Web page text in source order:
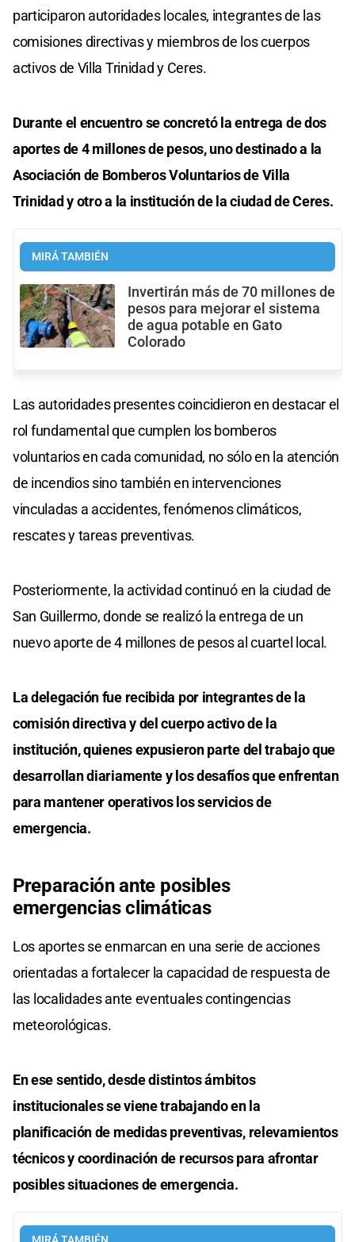
participaron autoridades locales, integrantes de las
comisiones directivas y miembros de los cuerpos
activos de Villa Trinidad y Ceres.
Durante el encuentro se concretó la entrega de dos
aportes de 4 millones de pesos, uno destinado a la
Asociación de Bomberos Voluntarios de Villa
Trinidad y otro a la institución de la ciudad de Ceres.
MIRÁ TAMBIÉN
Invertirán más de 70 millones de
pesos para mejorar el sistema
de agua potable en Gato
Colorado
Las autoridades presentes coincidieron en destacar el
rol fundamental que cumplen los bomberos
voluntarios en cada comunidad, no sólo en la atención
de incendios sino también en intervenciones
vinculadas a accidentes, fenómenos climáticos,
rescates y tareas preventivas.
Posteriormente, la actividad continuó en la ciudad de
San Guillermo, donde se realizó la entrega de un
nuevo aporte de 4 millones de pesos al cuartel local.
La delegación fue recibida por integrantes de la
comisión directiva y del cuerpo activo de la
institución, quienes expusieron parte del trabajo que
desarrollan diariamente y los desafíos que enfrentan
para mantener operativos los servicios de
emergencia.
Preparación ante posibles
emergencias climáticas
Los aportes se enmarcan en una serie de acciones
orientadas a fortalecer la capacidad de respuesta de
las localidades ante eventuales contingencias
meteorológicas.
En ese sentido, desde distintos ámbitos
institucionales se viene trabajando en la
planificación de medidas preventivas, relevamientos
técnicos y coordinación de recursos para afrontar
posibles situaciones de emergencia.